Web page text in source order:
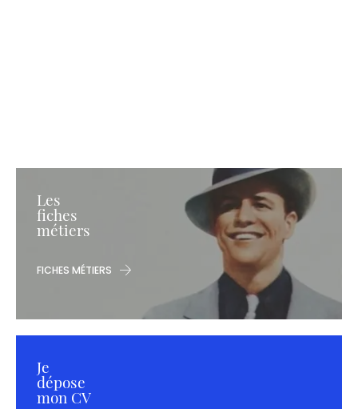
Les
fiches
métiers
FICHES MÉTIERS
Je
dépose
mon CV